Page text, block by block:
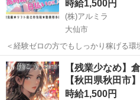
時給1,500円
(株)アルミラ
大仙市
＜経験ゼロの方でもしっかり稼げる環
れる職場なので努力次第で時給はどんどんUP！ プロの
ーがサポートします♪ お急ぎの方は『06-4963-0032』にお電話下さ
い！ ...
秋田 大仙市 倉庫 時給
【残業少なめ】
【秋田県秋田市】
時給1,500円